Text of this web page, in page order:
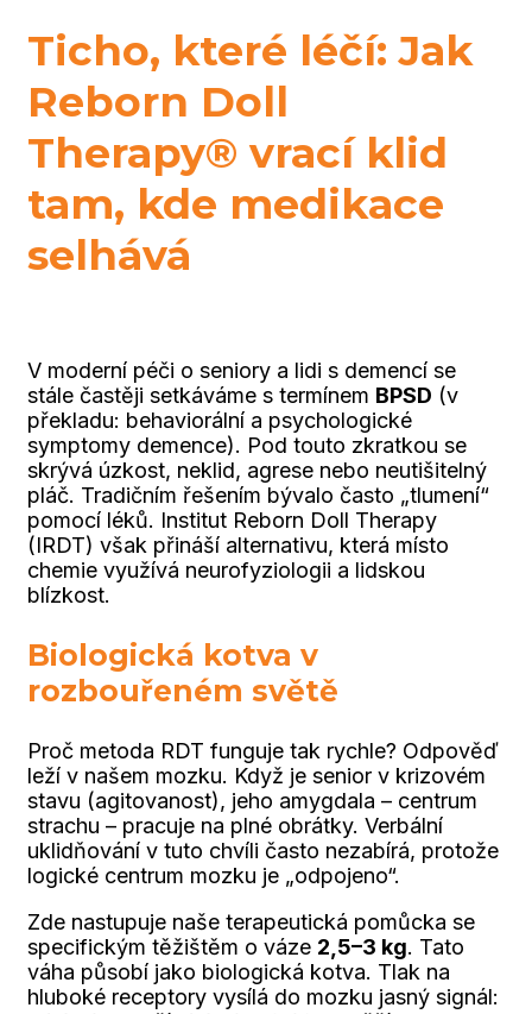
Ticho, které léčí: Jak
Reborn Doll
Therapy® vrací klid
tam, kde medikace
selhává
V moderní péči o seniory a lidi s demencí se
stále častěji setkáváme s termínem BPSD (v
překladu: behaviorální a psychologické
symptomy demence). Pod touto zkratkou se
skrývá úzkost, neklid, agrese nebo neutišitelný
pláč. Tradičním řešením bývalo často „tlumení“
pomocí léků. Institut Reborn Doll Therapy
(IRDT) však přináší alternativu, která místo
chemie využívá neurofyziologii a lidskou
blízkost.
Biologická kotva v
rozbouřeném světě
Proč metoda RDT funguje tak rychle? Odpověď
leží v našem mozku. Když je senior v krizovém
stavu (agitovanost), jeho amygdala – centrum
strachu – pracuje na plné obrátky. Verbální
uklidňování v tuto chvíli často nezabírá, protože
logické centrum mozku je „odpojeno“.
Zde nastupuje naše terapeutická pomůcka se
specifickým těžištěm o váze 2,5–3 kg. Tato
váha působí jako biologická kotva. Tlak na
hluboké receptory vysílá do mozku jasný signál: